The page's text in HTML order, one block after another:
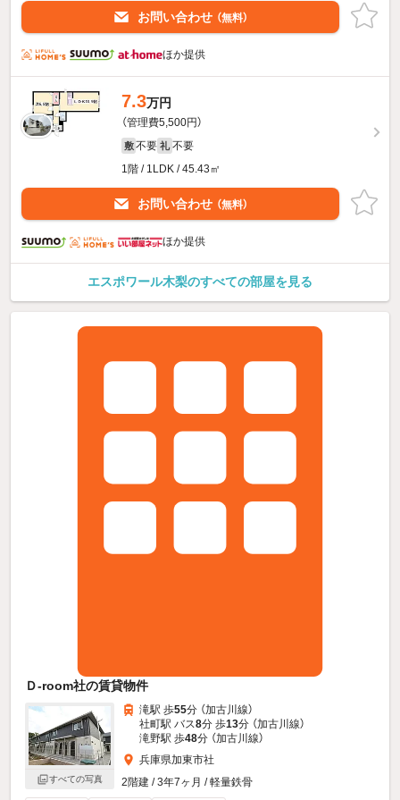
お問い合わせ （無料）
ほか提供
7.3万円
（管理費5,500円）
敷 不要 礼 不要
1階 / 1LDK / 45.43㎡
お問い合わせ （無料）
ほか提供
エスポワール木梨のすべての部屋を見る
Ｄ-room社の賃貸物件
すべての写真
滝駅 歩55分 （加古川線）
社町駅 バス8分 歩13分 （加古川線）
滝野駅 歩48分 （加古川線）
兵庫県加東市社
2階建 / 3年7ヶ月 / 軽量鉄骨